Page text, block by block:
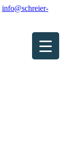
info@schreier-